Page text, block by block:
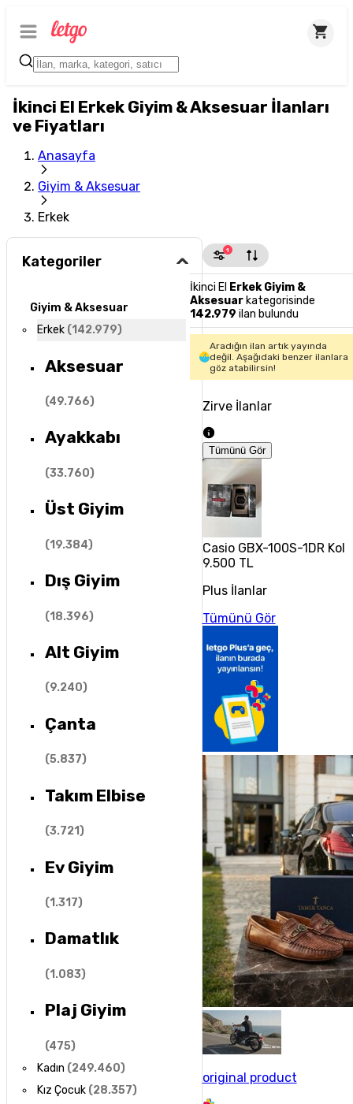
İkinci El Erkek Giyim & Aksesuar İlanları
ve Fiyatları
Anasayfa
Giyim & Aksesuar
Erkek
Kategoriler
Giyim & Aksesuar
Erkek (142.979)
Aksesuar
(49.766)
Ayakkabı
(33.760)
Üst Giyim
(19.384)
Dış Giyim
(18.396)
Alt Giyim
(9.240)
Çanta
(5.837)
Takım Elbise
(3.721)
Ev Giyim
(1.317)
Damatlık
(1.083)
Plaj Giyim
(475)
Kadın (249.460)
Kız Çocuk (28.357)
1
İkinci El Erkek Giyim &
Aksesuarkategorisinde
142.979 ilan bulundu
Aradığın ilan artık yayında
değil. Aşağıdaki benzer ilanlara
göz atabilirsin!
Zirve İlanlar
Tümünü Gör
Casio GBX-100S-1DR Kol
9.500 TL
Plus İlanlar
Tümünü Gör
original product